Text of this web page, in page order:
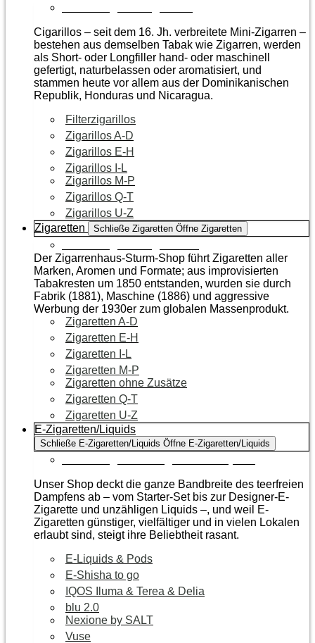
Cigarillos – seit dem 16. Jh. verbreitete Mini-Zigarren –
bestehen aus demselben Tabak wie Zigarren, werden
als Short- oder Longfiller hand- oder maschinell
gefertigt, naturbelassen oder aromatisiert, und
stammen heute vor allem aus der Dominikanischen
Republik, Honduras und Nicaragua.
Filterzigarillos
Zigarillos A-D
Zigarillos E-H
Zigarillos I-L
Zigarillos M-P
Zigarillos Q-T
Zigarillos U-Z
Zigaretten
Schließe Zigaretten Öffne Zigaretten
Der Zigarrenhaus-Sturm-Shop führt Zigaretten aller
Marken, Aromen und Formate; aus improvisierten
Tabakresten um 1850 entstanden, wurden sie durch
Fabrik (1881), Maschine (1886) und aggressive
Werbung der 1930er zum globalen Massenprodukt.
Zigaretten A-D
Zigaretten E-H
Zigaretten I-L
Zigaretten M-P
Zigaretten ohne Zusätze
Zigaretten Q-T
Zigaretten U-Z
E-Zigaretten/Liquids
Schließe E-Zigaretten/Liquids Öffne E-Zigaretten/Liquids
Unser Shop deckt die ganze Bandbreite des teerfreien
Dampfens ab – vom Starter-Set bis zur Designer-E-
Zigarette und unzähligen Liquids –, und weil E-
Zigaretten günstiger, vielfältiger und in vielen Lokalen
erlaubt sind, steigt ihre Beliebtheit rasant.
E-Liquids & Pods
E-Shisha to go
IQOS Iluma & Terea & Delia
blu 2.0
Nexione by SALT
Vuse